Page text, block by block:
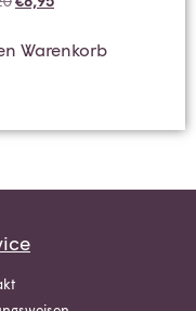
Warenkorb